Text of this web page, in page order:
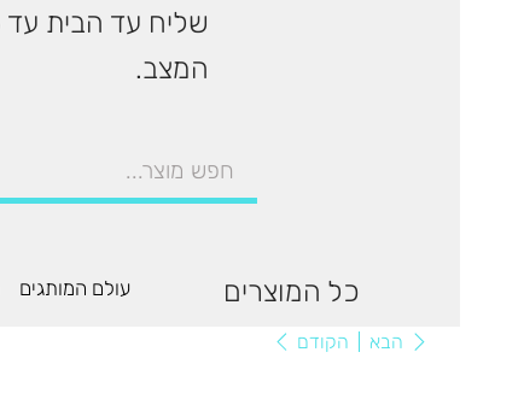
המצב.
עולם המותגים כל המוצרים
הקודם הבא